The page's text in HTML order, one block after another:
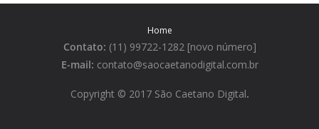
Tarifa da Zona Azul em São Caetano sobe para R$ 3
qualidade de vida na Grande São
Home
Contato: (11) 99722-1282 [novo número]
E-mail: contato@saocaetanodigital.com.br
Copyright © 2017 São Caetano Digital.